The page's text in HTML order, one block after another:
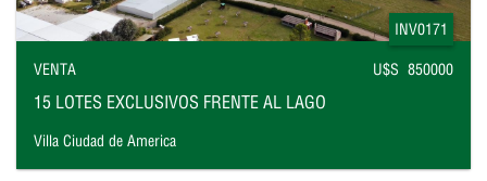
INV0171
VENTA U$S 850000
15 LOTES EXCLUSIVOS FRENTE AL LAGO
Villa Ciudad de America